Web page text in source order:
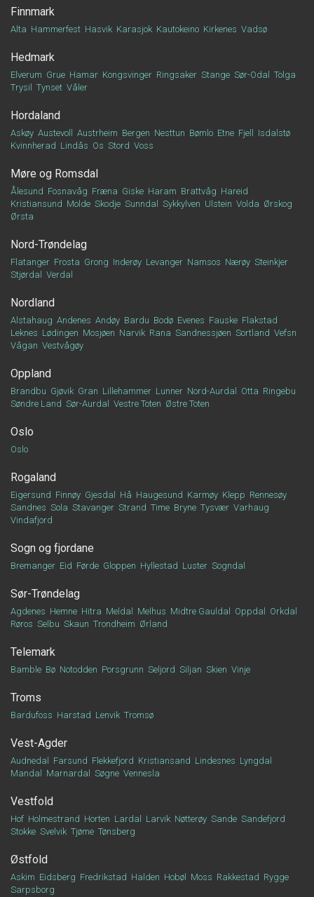
Finnmark
Alta Hammerfest Hasvik Karasjok Kautokeino Kirkenes Vadsø
Hedmark
Elverum Grue Hamar Kongsvinger Ringsaker Stange Sør-Odal
Tolga
Trysil
Tynset Våler
Hordaland
Askøy Austevoll Austrheim Bergen Nesttun Bømlo Etne Fjell
Isdalstø
Kvinnherad Lindås Os Stord Voss
Møre og Romsdal
Ålesund Fosnavåg Fræna Giske Haram Brattvåg Hareid
Kristiansund Molde Skodje Sunndal Sykkylven Ulstein Volda Ørskog
Ørsta
Nord-Trøndelag
Flatanger Frosta Grong Inderøy Levanger Namsos Nærøy Steinkjer
Stjørdal
Verdal
Nordland
Alstahaug Andenes Andøy Bardu Bodø Evenes Fauske Flakstad
Leknes Lødingen Mosjøen Narvik Rana Sandnessjøen Sortland Vefsn
Vågan Vestvågøy
Oppland
Brandbu Gjøvik Gran Lillehammer Lunner Nord-Aurdal Otta Ringebu
Søndre Land Sør-Aurdal Vestre Toten Østre Toten
Oslo
Oslo
Rogaland
Eigersund Finnøy Gjesdal Hå Haugesund Karmøy Klepp Rennesøy
Sandnes Sola Stavanger Strand Time Bryne Tysvær Varhaug
Vindafjord
Sogn og fjordane
Bremanger Eid Førde Gloppen Hyllestad Luster Sogndal
Sør-Trøndelag
Agdenes Hemne Hitra Meldal Melhus Midtre Gauldal Oppdal
Orkdal
Røros Selbu Skaun Trondheim Ørland
Telemark
Bamble Bø Notodden Porsgrunn Seljord Siljan Skien Vinje
Troms
Bardufoss Harstad Lenvik Tromsø
Vest-Agder
Audnedal Farsund Flekkefjord Kristiansand Lindesnes Lyngdal
Mandal
Marnardal Søgne Vennesla
Vestfold
Hof Holmestrand Horten Lardal Larvik Nøtterøy Sande Sandefjord
Stokke Svelvik Tjøme Tønsberg
Østfold
Askim Eidsberg Fredrikstad Halden Hobøl Moss Rakkestad Rygge
Sarpsborg